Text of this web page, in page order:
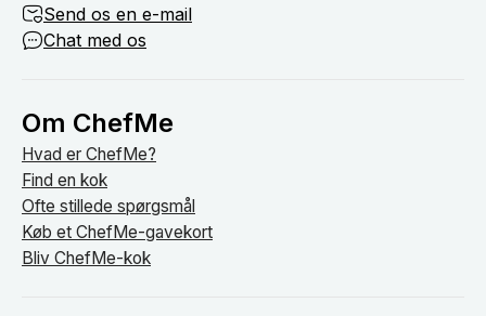
Send os en e-mail
Chat med os
Om ChefMe
Hvad er ChefMe?
Find en kok
Ofte stillede spørgsmål
Køb et ChefMe-gavekort
Bliv ChefMe-kok